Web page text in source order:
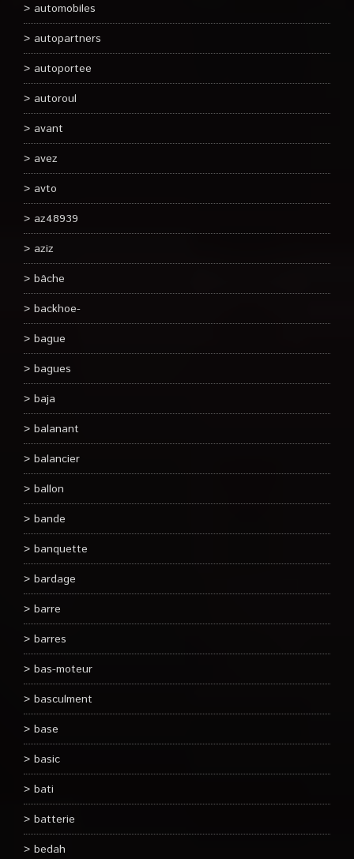
automobiles
autopartners
autoportee
autoroul
avant
avez
avto
az48939
aziz
bâche
backhoe-
bague
bagues
baja
balanant
balancier
ballon
bande
banquette
bardage
barre
barres
bas-moteur
basculment
base
basic
bati
batterie
bedah